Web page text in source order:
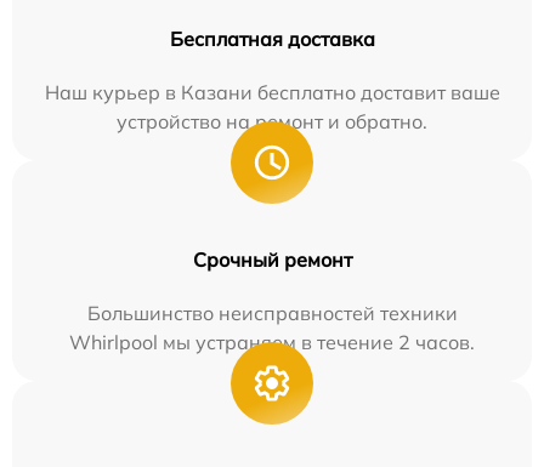
Бесплатная доставка
Наш курьер в Казани бесплатно доставит ваше
устройство на ремонт и обратно.
Срочный ремонт
Большинство неисправностей техники
Whirlpool мы устраняем в течение 2 часов.